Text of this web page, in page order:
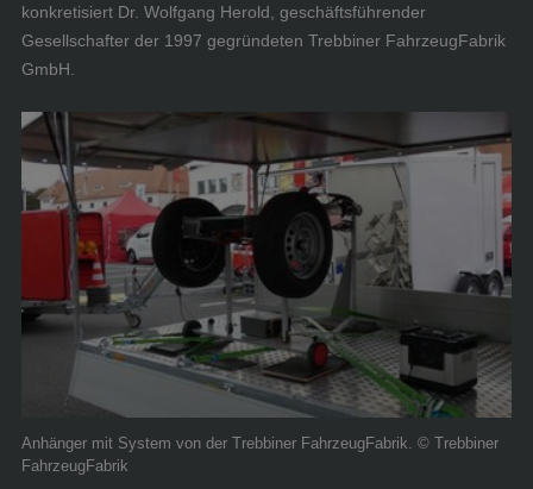
konkretisiert Dr. Wolfgang Herold, geschäftsführender
Gesellschafter der 1997 gegründeten Trebbiner FahrzeugFabrik
GmbH.
Anhänger mit System von der Trebbiner FahrzeugFabrik. © Trebbiner
FahrzeugFabrik